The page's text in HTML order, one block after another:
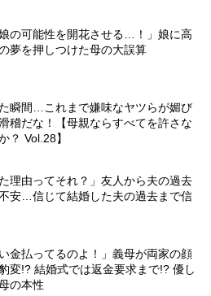
娘の可能性を開花させる…！」娘に高
夢を押しつけた母の大誤算
瞬間…これまで嫌味なヤツらが媚び
稽だな！【母親ならすべてを許さな
？ Vol.28】
理由ってそれ？」友人から夫の過去
安…信じて結婚した夫の過去まで信
金払ってるのよ！」義母が両家の顔
変!? 結婚式では返金要求まで!? 優し
の本性